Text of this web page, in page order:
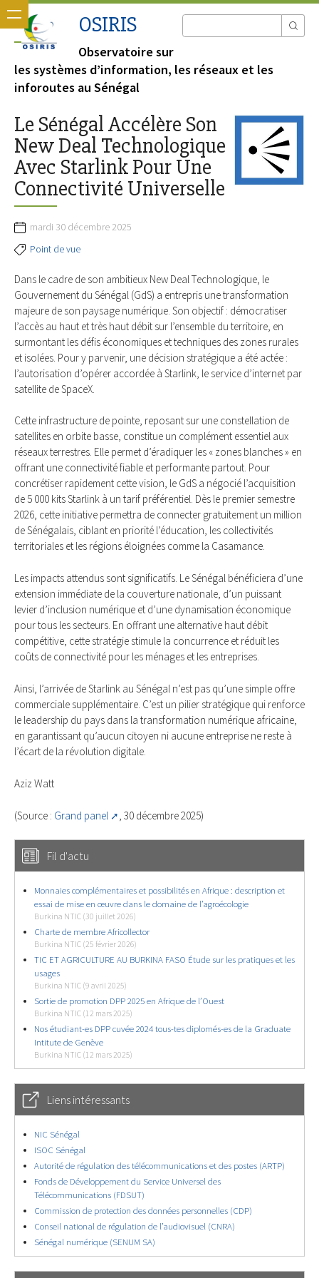
OSIRIS
Observatoire sur
les systèmes d’information, les réseaux et les
inforoutes au Sénégal
Le Sénégal Accélère Son
New Deal Technologique
Avec Starlink Pour Une
Connectivité Universelle
mardi 30 décembre 2025
Point de vue
Dans le cadre de son ambitieux New Deal Technologique, le
Gouvernement du Sénégal (GdS) a entrepris une transformation
majeure de son paysage numérique. Son objectif : démocratiser
l’accès au haut et très haut débit sur l’ensemble du territoire, en
surmontant les défis économiques et techniques des zones rurales
et isolées. Pour y parvenir, une décision stratégique a été actée :
l’autorisation d’opérer accordée à Starlink, le service d’internet par
satellite de SpaceX.
Cette infrastructure de pointe, reposant sur une constellation de
satellites en orbite basse, constitue un complément essentiel aux
réseaux terrestres. Elle permet d’éradiquer les « zones blanches » en
offrant une connectivité fiable et performante partout. Pour
concrétiser rapidement cette vision, le GdS a négocié l’acquisition
de 5 000 kits Starlink à un tarif préférentiel. Dès le premier semestre
2026, cette initiative permettra de connecter gratuitement un million
de Sénégalais, ciblant en priorité l’éducation, les collectivités
territoriales et les régions éloignées comme la Casamance.
Les impacts attendus sont significatifs. Le Sénégal bénéficiera d’une
extension immédiate de la couverture nationale, d’un puissant
levier d’inclusion numérique et d’une dynamisation économique
pour tous les secteurs. En offrant une alternative haut débit
compétitive, cette stratégie stimule la concurrence et réduit les
coûts de connectivité pour les ménages et les entreprises.
Ainsi, l’arrivée de Starlink au Sénégal n’est pas qu’une simple offre
commerciale supplémentaire. C’est un pilier stratégique qui renforce
le leadership du pays dans la transformation numérique africaine,
en garantissant qu’aucun citoyen ni aucune entreprise ne reste à
l’écart de la révolution digitale.
Aziz Watt
(Source : Grand panel , 30 décembre 2025)
Fil d'actu
Monnaies complémentaires et possibilités en Afrique : description et
essai de mise en œuvre dans le domaine de l’agroécologie
Burkina NTIC (30 juillet 2026)
Charte de membre Africollector
Burkina NTIC (25 février 2026)
TIC ET AGRICULTURE AU BURKINA FASO Étude sur les pratiques et les
usages
Burkina NTIC (9 avril 2025)
Sortie de promotion DPP 2025 en Afrique de l’Ouest
Burkina NTIC (12 mars 2025)
Nos étudiant-es DPP cuvée 2024 tous-tes diplomés-es de la Graduate
Intitute de Genève
Burkina NTIC (12 mars 2025)
Liens intéressants
NIC Sénégal
ISOC Sénégal
Autorité de régulation des télécommunications et des postes (ARTP)
Fonds de Développement du Service Universel des
Télécommunications (FDSUT)
Commission de protection des données personnelles (CDP)
Conseil national de régulation de l’audiovisuel (CNRA)
Sénégal numérique (SENUM SA)